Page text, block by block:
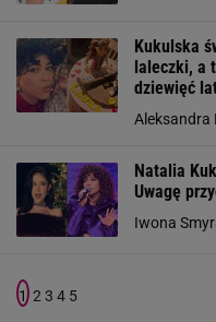
Kukulska
laleczki, a
dziewięć
Aleksandra
Natalia
Uwagę
Iwona
1 2 3 4 5